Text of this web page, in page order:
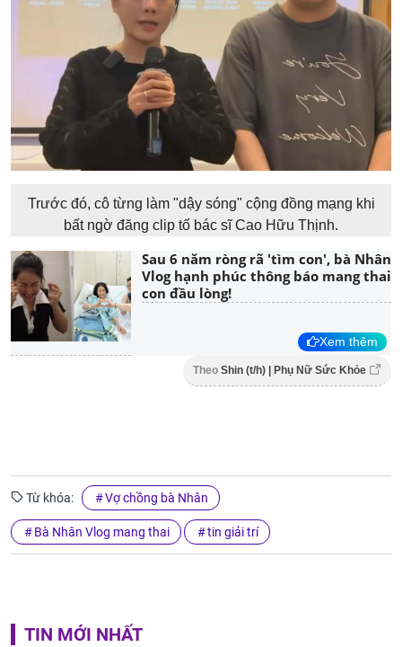
Trước đó, cô từng làm "dậy sóng" cộng đồng mạng khi
bất ngờ đăng clip tố bác sĩ Cao Hữu Thịnh.
Sau 6 năm ròng rã 'tìm con', bà Nhân
Vlog hạnh phúc thông báo mang thai
con đầu lòng!
Xem thêm
Theo Shin (t/h) | Phụ Nữ Sức Khỏe
Từ khóa: Vợ chồng bà Nhân
Bà Nhân Vlog mang thai tin giải trí
TIN MỚI NHẤT